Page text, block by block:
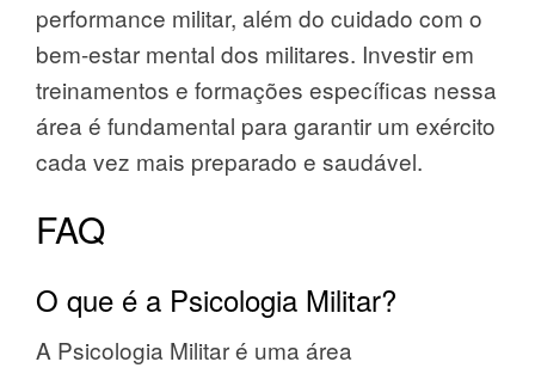
performance militar, além do cuidado com o
bem-estar mental dos militares. Investir em
treinamentos e formações específicas nessa
área é fundamental para garantir um exército
cada vez mais preparado e saudável.
FAQ
O que é a Psicologia Militar?
A Psicologia Militar é uma área